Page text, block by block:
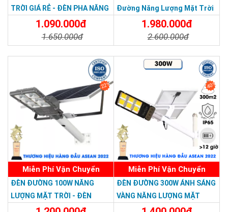
TRỜI GIÁ RẺ - ĐÈN PHA NĂNG
LƯỢNG MẶT TRỜI 300W MẪU
1.090.000đ
1.650.000đ
Đường Năng Lượng Mặt Trời
300W TS-78300K6 - Solar
Light 300W
1.980.000đ
2.600.000đ
22%
Miễn Phí Vận Chuyển
ĐÈN ĐƯỜNG 100W NĂNG
LƯỢNG MẶT TRỜI - ĐÈN
ĐƯỜNG NĂNG LƯỢNG MẶT
40%
Miễn Phí Vận Chuyển
ĐÈN ĐƯỜNG 300W ÁNH SÁNG
VÀNG NĂNG LƯỢNG MẶT
TRỜI - Solar Light 300W